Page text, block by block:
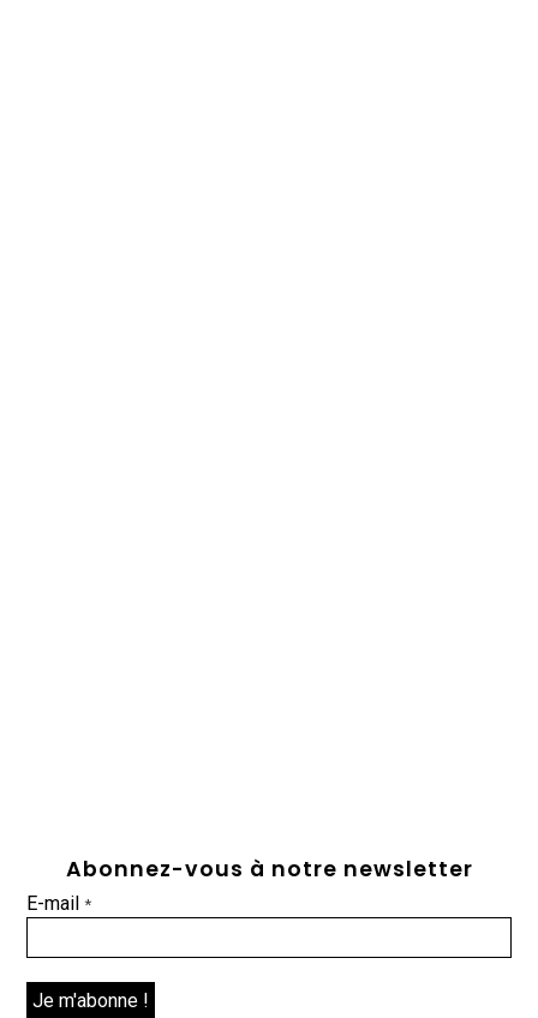
Abonnez-vous à notre newsletter
E-mail*